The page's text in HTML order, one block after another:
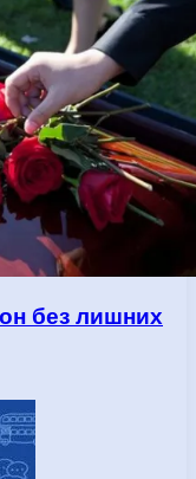
без лишних